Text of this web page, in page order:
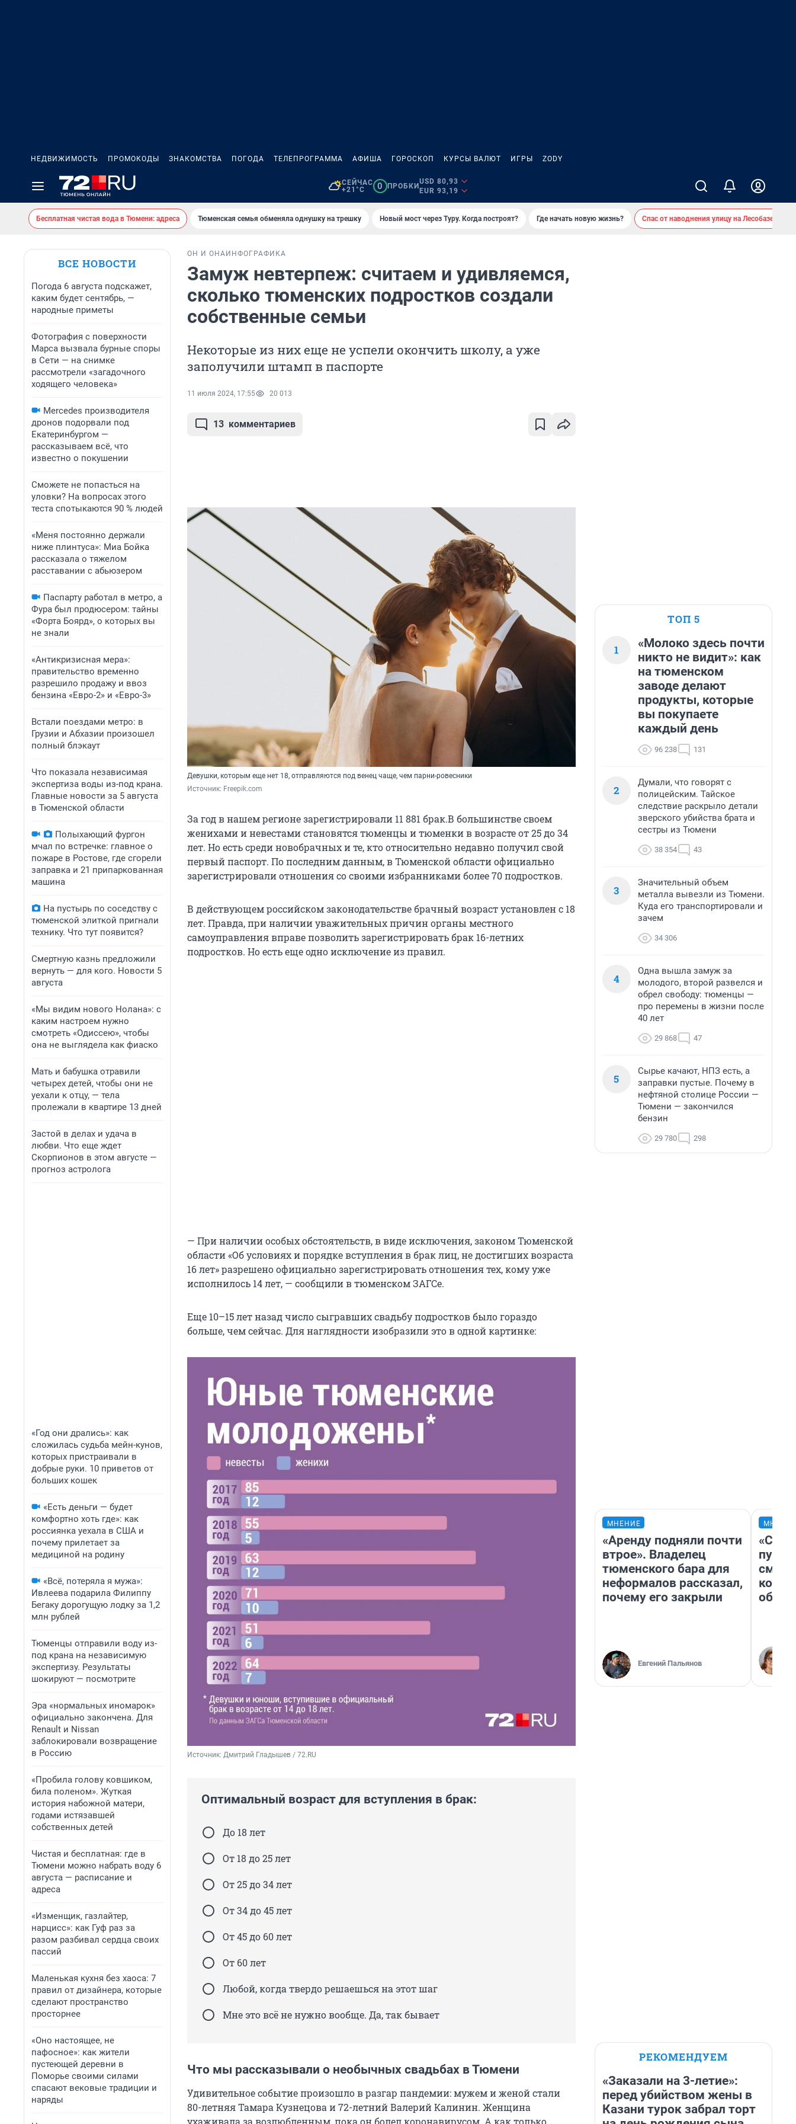
НЕДВИЖИМОСТЬ ПРОМОКОДЫ ЗНАКОМСТВА ПОГОДА ТЕЛЕПРОГРАММА АФИША ГОРОСКОП КУРСЫ ВАЛЮТ ИГРЫ ZODY
СЕЙЧАС
+21°C
0 ПРОБКИ
USD 80,93
EUR 93,19
Бесплатная чистая вода в Тюмени: адреса Тюменская семья обменяла однушку на трешку Новый мост через Туру. Когда построят? Где начать новую жизнь? Спас от наводнения улицу на Лесобазе
ВСЕ НОВОСТИ
Погода 6 августа подскажет,
каким будет сентябрь, —
народные приметы
Фотография с поверхности
Марса вызвала бурные споры
в Сети — на снимке
рассмотрели «загадочного
ходящего человека»
Mercedes производителя
дронов подорвали под
Екатеринбургом —
рассказываем всё, что
известно о покушении
Сможете не попасться на
уловки? На вопросах этого
теста спотыкаются 90 % людей
«Меня постоянно держали
ниже плинтуса»: Миа Бойка
рассказала о тяжелом
расставании с абьюзером
Паспарту работал в метро, а
Фура был продюсером: тайны
«Форта Боярд», о которых вы
не знали
«Антикризисная мера»:
правительство временно
разрешило продажу и ввоз
бензина «Евро-2» и «Евро-3»
Встали поездами метро: в
Грузии и Абхазии произошел
полный блэкаут
Что показала независимая
экспертиза воды из-под крана.
Главные новости за 5 августа
в Тюменской области
Полыхающий фургон
мчал по встречке: главное о
пожаре в Ростове, где сгорели
заправка и 21 припаркованная
машина
На пустырь по соседству с
тюменской элиткой пригнали
технику. Что тут появится?
Смертную казнь предложили
вернуть — для кого. Новости 5
августа
«Мы видим нового Нолана»: с
каким настроем нужно
смотреть «Одиссею», чтобы
она не выглядела как фиаско
Мать и бабушка отравили
четырех детей, чтобы они не
уехали к отцу, — тела
пролежали в квартире 13 дней
Застой в делах и удача в
любви. Что еще ждет
Скорпионов в этом августе —
прогноз астролога
«Год они дрались»: как
сложилась судьба мейн-кунов,
которых пристраивали в
добрые руки. 10 приветов от
больших кошек
«Есть деньги — будет
комфортно хоть где»: как
россиянка уехала в США и
почему прилетает за
медициной на родину
«Всё, потеряла я мужа»:
Ивлеева подарила Филиппу
Бегаку дорогущую лодку за 1,2
млн рублей
Тюменцы отправили воду из-
под крана на независимую
экспертизу. Результаты
шокируют — посмотрите
Эра «нормальных иномарок»
официально закончена. Для
Renault и Nissan
заблокировали возвращение
в Россию
«Пробила голову ковшиком,
била поленом». Жуткая
история набожной матери,
годами истязавшей
собственных детей
Чистая и бесплатная: где в
Тюмени можно набрать воду 6
августа — расписание и
адреса
«Изменщик, газлайтер,
нарцисс»: как Гуф раз за
разом разбивал сердца своих
пассий
Маленькая кухня без хаоса: 7
правил от дизайнера, которые
сделают пространство
просторнее
«Оно настоящее, не
пафосное»: как жители
пустеющей деревни в
Поморье своими силами
спасают вековые традиции и
наряды
ОН И ОНА ИНФОГРАФИКА
Замуж невтерпеж: считаем и удивляемся,
сколько тюменских подростков создали
собственные семьи
Некоторые из них еще не успели окончить школу, а уже
заполучили штамп в паспорте
11 июля 2024, 17:55 20 013
13 комментариев
Девушки, которым еще нет 18, отправляются под венец чаще, чем парни-ровесники
Источник: Freepik.com
За год в нашем регионе зарегистрировали 11 881 брак.В большинстве своем
женихами и невестами становятся тюменцы и тюменки в возрасте от 25 до 34
лет. Но есть среди новобрачных и те, кто относительно недавно получил свой
первый паспорт. По последним данным, в Тюменской области официально
зарегистрировали отношения со своими избранниками более 70 подростков.
В действующем российском законодательстве брачный возраст установлен с 18
лет. Правда, при наличии уважительных причин органы местного
самоуправления вправе позволить зарегистрировать брак 16-летних
подростков. Но есть еще одно исключение из правил.
— При наличии особых обстоятельств, в виде исключения, законом Тюменской
области «Об условиях и порядке вступления в брак лиц, не достигших возраста
16 лет» разрешено официально зарегистрировать отношения тех, кому уже
исполнилось 14 лет, — сообщили в тюменском ЗАГСе.
Еще 10–15 лет назад число сыгравших свадьбу подростков было гораздо
больше, чем сейчас. Для наглядности изобразили это в одной картинке:
Источник: Дмитрий Гладышев / 72.RU
Оптимальный возраст для вступления в брак:
До 18 лет
От 18 до 25 лет
От 25 до 34 лет
От 34 до 45 лет
От 45 до 60 лет
От 60 лет
Любой, когда твердо решаешься на этот шаг
Мне это всё не нужно вообще. Да, так бывает
Что мы рассказывали о необычных свадьбах в Тюмени
Удивительное событие произошло в разгар пандемии: мужем и женой стали
80-летняя Тамара Кузнецова и 72-летний Валерий Калинин. Женщина
ухаживала за возлюбленным, пока он болел коронавирусом. А как только
ТОП 5
1
«Молоко здесь почти
никто не видит»: как
на тюменском
заводе делают
продукты, которые
вы покупаете
каждый день
96 238 131
2
Думали, что говорят с
полицейским. Тайское
следствие раскрыло детали
зверского убийства брата и
сестры из Тюмени
38 354 43
3
Значительный объем
металла вывезли из Тюмени.
Куда его транспортировали и
зачем
34 306
4
Одна вышла замуж за
молодого, второй развелся и
обрел свободу: тюменцы —
про перемены в жизни после
40 лет
29 868 47
5
Сырье качают, НПЗ есть, а
заправки пустые. Почему в
нефтяной столице России —
Тюмени — закончился
бензин
29 780 298
МНЕНИЕ
«Аренду подняли почти
втрое». Владелец
тюменского бара для
неформалов рассказал,
почему его закрыли
Евгений Пальянов
РЕКОМЕНДУЕМ
«Заказали на 3-летие»:
перед убийством жены в
Казани турок забрал торт